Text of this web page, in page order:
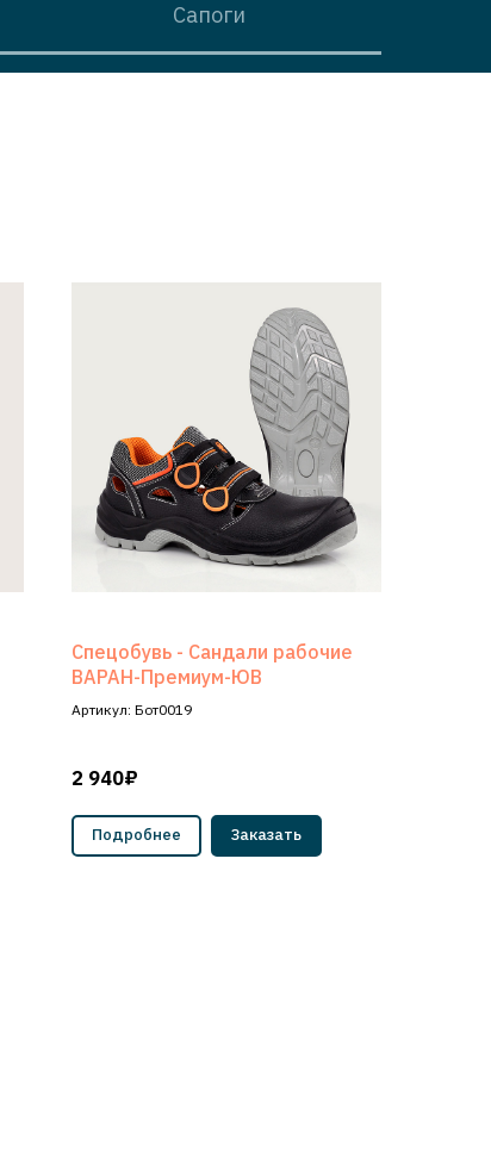
Сапоги
Спецобувь - Сандали рабочие
ВАРАН-Премиум-ЮВ
Артикул: Бот0019
2 940₽
Подробнее Заказать